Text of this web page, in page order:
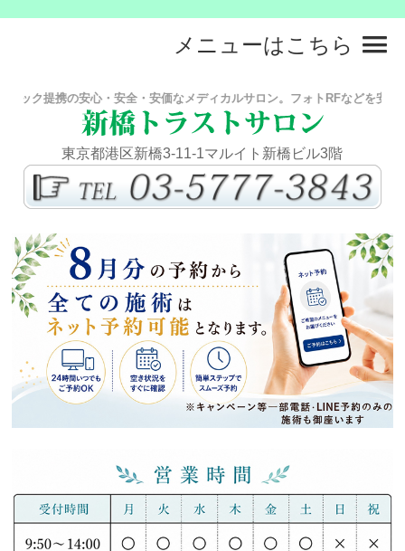
メニューはこちら
ク提携の安心・安全・安価なメディカルサロン。フォトRFなどを安価で提
東京都港区新橋3-11-1マルイト新橋ビル3階